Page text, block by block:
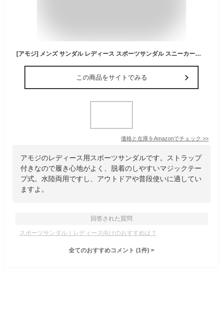
[アモジ] メンズ サンダル レディース スポーツサンダル スニーカーサンダル めんず さんだる れでぃーす すぽーつさんだる めんず ファッション アウトドア スポサン オシャレ おしゃれ 川 靴 海 マジック マジックテープ ストラップ ドライブ 調節 運転 水陸両用 登山 夏 厚底 ES707 カーキ 24.0cm
この商品をサイトでみる
価格と在庫をAmazonでチェック >>
アモジのレディース用スポーツサンダルです。ストラップ
付きなので履き心地がよく、脱着のしやすいマジックテー
プ式。水陸両用ですし、アウトドアや普段使いに適してい
ますよ。
回答された質問
スポーツサンダル｜レディース向けのおすすめは？
全てのおすすめコメント (1件) >